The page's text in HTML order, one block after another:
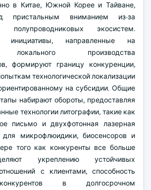
в Китае, Южной Корее и Тайване,
пристальным вниманием из-за
полупроводниковых экосистем.
инициативы, направленные на
производства
формируют границу конкуренции,
технологической локализации
на субсидии. Общие
набирают обороты, предоставляя
технологии литографии, такие как
письмо и двухфотонная лазерная
для микрофлюидики, биосенсоров и
того как конкуренты все больше
укреплению устойчивых
с клиентами, способность
в долгосрочном